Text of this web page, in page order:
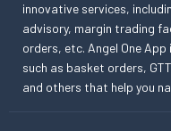
innovative services,
advisory, margin trading
orders, etc. Angel One
such as basket orders,
and others that help you